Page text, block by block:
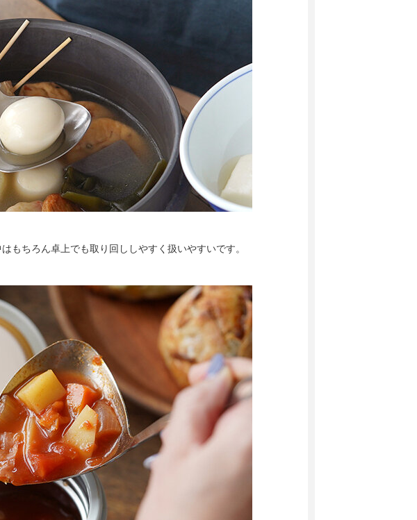
もちろん卓上でも取り回ししやすく扱いやすいです。